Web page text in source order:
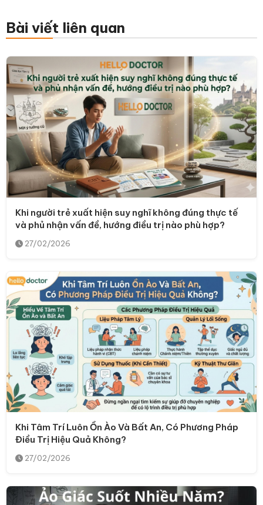
Bài viết liên quan
Khi người trẻ xuất hiện suy nghĩ không đúng thực tế
và phủ nhận vấn đề, hướng điều trị nào phù hợp?
27/02/2026
Khi Tâm Trí Luôn Ồn Ào Và Bất An, Có Phương Pháp
Điều Trị Hiệu Quả Không?
27/02/2026